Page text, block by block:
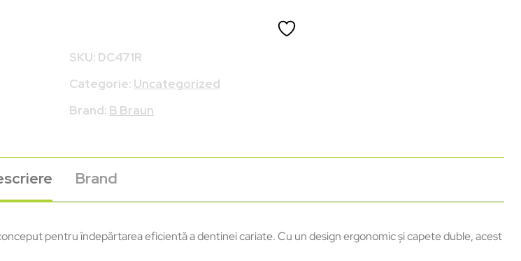
SKU: DC471R
Categorie: Uncategorized
Brand: B Braun
Brand
pentru îndepărtarea eficientă a dentinei cariate. Cu un design ergonomic și capete duble, acest